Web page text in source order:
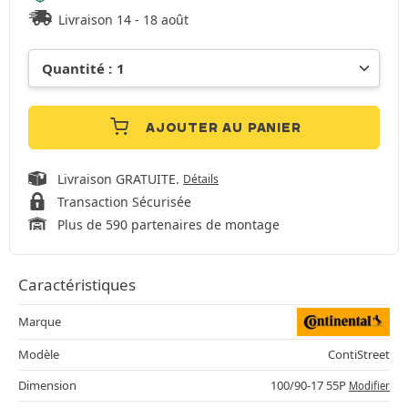
Livraison 14 - 18 août
AJOUTER AU PANIER
Livraison GRATUITE. Détails
Transaction Sécurisée
Plus de 590 partenaires de montage
Caractéristiques
Marque
Modèle
ContiStreet
Dimension
100/90-17 55P Modifier